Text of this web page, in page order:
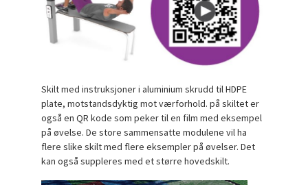
Skilt med instruksjoner i aluminium skrudd til HDPE
plate, motstandsdyktig mot værforhold. på skiltet er
også en QR kode som peker til en film med eksempel
på øvelse. De store sammensatte modulene vil ha
flere slike skilt med flere eksempler på øvelser. Det
kan også suppleres med et større hovedskilt.